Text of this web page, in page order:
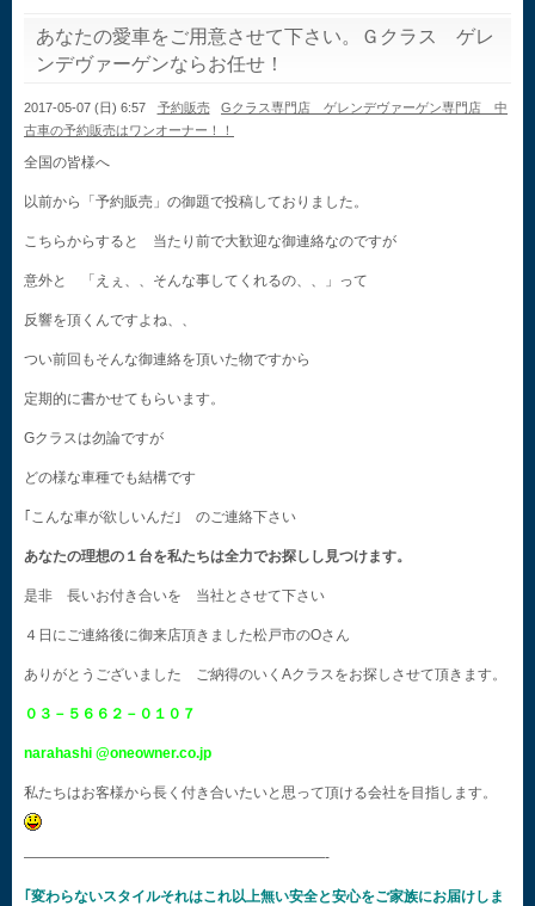
あなたの愛車をご用意させて下さい。Ｇクラス ゲレ
ンデヴァーゲンならお任せ！
2017-05-07 (日) 6:57 予約販売
Gクラス専門店 ゲレンデヴァーゲン専門店 中
古車の予約販売はワンオーナー！！
全国の皆様へ
以前から「予約販売」の御題で投稿しておりました。
こちらからすると 当たり前で大歓迎な御連絡なのですが
意外と 「えぇ、、そんな事してくれるの、、」って
反響を頂くんですよね、、
つい前回もそんな御連絡を頂いた物ですから
定期的に書かせてもらいます。
Gクラスは勿論ですが
どの様な車種でも結構です
｢こんな車が欲しいんだ｣ のご連絡下さい
あなたの理想の１台を私たちは全力でお探しし見つけます。
是非 長いお付き合いを 当社とさせて下さい
４日にご連絡後に御来店頂きました松戸市のOさん
ありがとうございました ご納得のいくAクラスをお探しさせて頂きます。
０３－５６６２－０１０７
narahashi @oneowner.co.jp
私たちはお客様から長く付き合いたいと思って頂ける会社を目指します。
—————————————————————-
｢変わらないスタイルそれはこれ以上無い安全と安心をご家族にお届けしま